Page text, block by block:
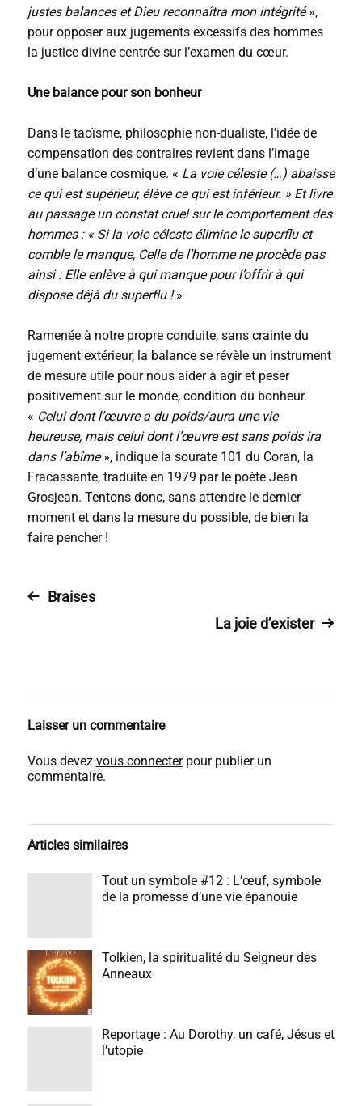
justes balances et Dieu reconnaîtra mon intégrité»,
pour opposer aux jugements excessifs des hommes
la justice divine centrée sur l’examen du cœur.
Une balance pour son bonheur
Dans le taoïsme, philosophie non-dualiste, l’idée de
compensation des contraires revient dans l’image
d’une balance cosmique. « La voie céleste (…) abaisse
ce qui est supérieur, élève ce qui est inférieur. » Et livre
au passage un constat cruel sur le comportement des
hommes : « Si la voie céleste élimine le superflu et
comble le manque, Celle de l’homme ne procède pas
ainsi : Elle enlève à qui manque pour l’offrir à qui
dispose déjà du superflu !»
Ramenée à notre propre conduite, sans crainte du
jugement extérieur, la balance se révèle un instrument
de mesure utile pour nous aider à agir et peser
positivement sur le monde, condition du bonheur.
« Celui dont l’œuvre a du poids/aura une vie
heureuse, mais celui dont l’œuvre est sans poids ira
dans l’abîme», indique la sourate 101 du Coran, la
Fracassante, traduite en 1979 par le poète Jean
Grosjean. Tentons donc, sans attendre le dernier
moment et dans la mesure du possible, de bien la
faire pencher !
Braises
La joie d’exister
Laisser un commentaire
Vous devez vous connecterpour publier un
commentaire.
Articles similaires
Tout un symbole #12 : L’œuf, symbole
de la promesse d’une vie épanouie
Tolkien, la spiritualité du Seigneur des
Anneaux
Reportage : Au Dorothy, un café, Jésus et
l’utopie